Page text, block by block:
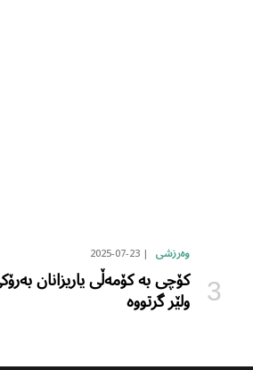
وەرزشی 2025-07-23
کۆچی بە کۆمەڵی یاریزانان
ولێر گرتووە